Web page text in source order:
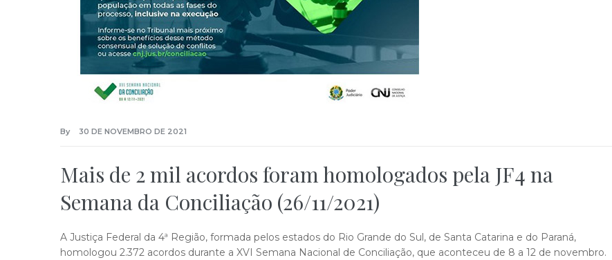
By 30 DE NOVEMBRO DE 2021
Mais de 2 mil acordos foram homologados pela JF4 na
Semana da Conciliação (26/11/2021)
A Justiça Federal da 4ª Região, formada pelos estados do Rio Grande do Sul, de Santa Catarina e do Paraná,
homologou 2.372 acordos durante a XVI Semana Nacional de Conciliação, que aconteceu de 8 a 12 de novembro.